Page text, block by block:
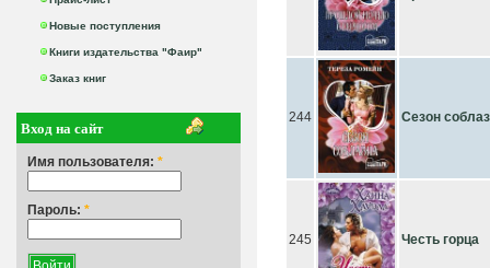
Новые поступления
Книги издательства "Фаир"
Заказ книг
Вход на сайт
Имя пользователя: *
Пароль: *
244 Сезон
245 Честь горца